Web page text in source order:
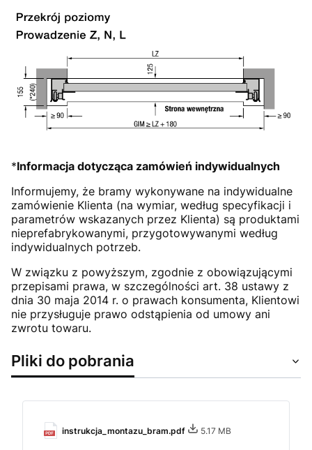
*Informacja dotycząca zamówień indywidualnych
Informujemy, że bramy wykonywane na indywidualne
zamówienie Klienta (na wymiar, według specyfikacji i
parametrów wskazanych przez Klienta) są produktami
nieprefabrykowanymi, przygotowywanymi według
indywidualnych potrzeb.
W związku z powyższym, zgodnie z obowiązującymi
przepisami prawa, w szczególności art. 38 ustawy z
dnia 30 maja 2014 r. o prawach konsumenta, Klientowi
nie przysługuje prawo odstąpienia od umowy ani
zwrotu towaru.
Pliki do pobrania
instrukcja_montazu_bram.pdf 5.17 MB